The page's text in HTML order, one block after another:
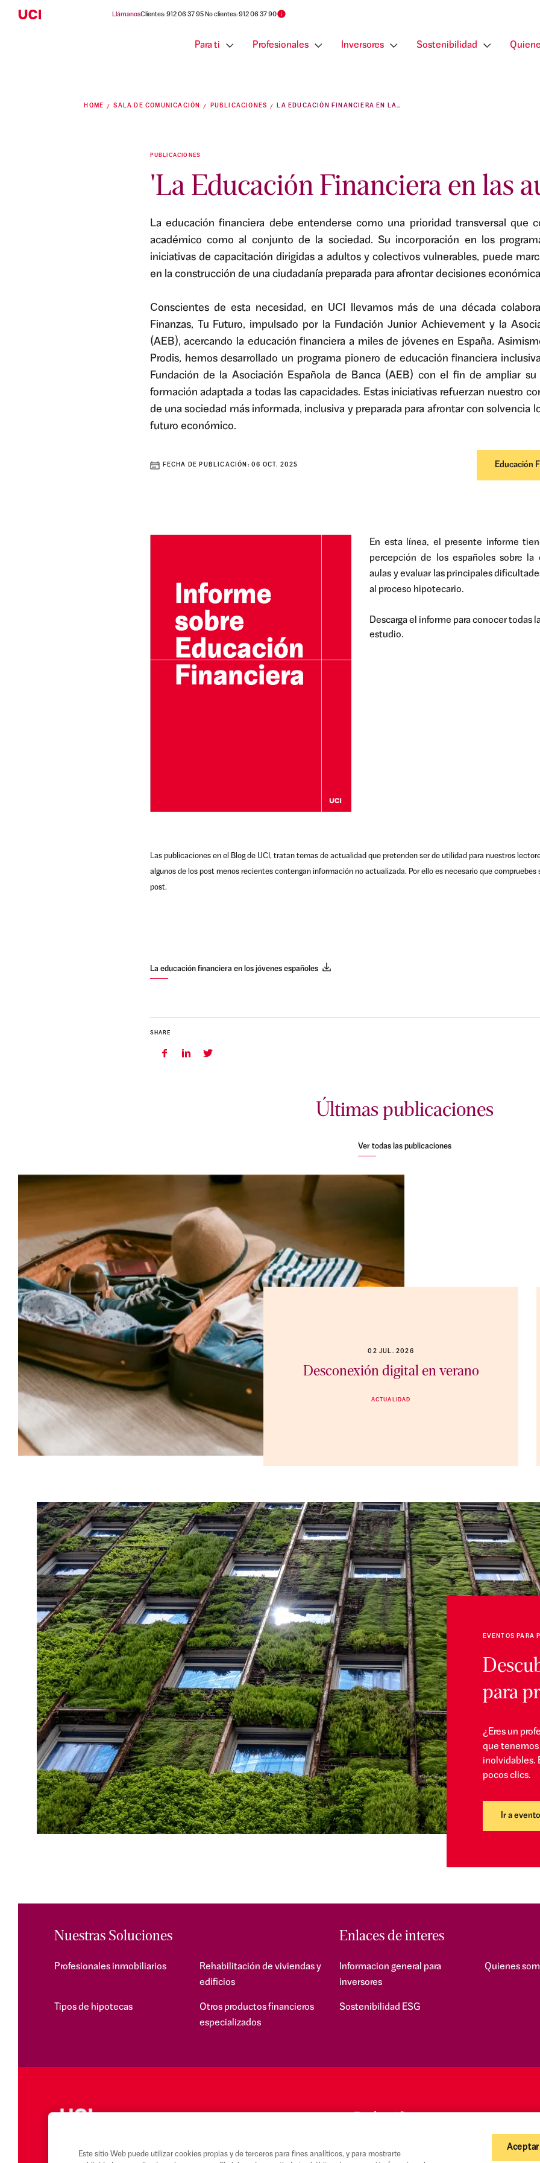
LlámanosClientes: 912 06 37 95 No clientes: 912 06 37 90
Para ti Profesionales Inversores Sostenibilidad
HOME SALA DE COMUNICACIÓN PUBLICACIONES LA EDUCACIÓN FINANCIERA EN LAS AULAS
PUBLICACIONES
'La Educación Financiera en las
La educación financiera debe entenderse como una prioridad transversal que
académico como al conjunto de la sociedad. Su incorporación en los
iniciativas de capacitación dirigidas a adultos y colectivos vulnerables, puede
en la construcción de una ciudadanía preparada para afrontar decisiones
Conscientes de esta necesidad, en UCI llevamos más de una década
Finanzas, Tu Futuro, impulsado por la Fundación Junior Achievement y la
(AEB), acercando la educación financiera a miles de jóvenes en España.
Prodis, hemos desarrollado un programa pionero de educación financiera
Fundación de la Asociación Española de Banca (AEB) con el fin de ampliar
formación adaptada a todas las capacidades. Estas iniciativas refuerzan nuestro
de una sociedad más informada, inclusiva y preparada para afrontar con solvencia
futuro económico.
FECHA DE PUBLICACIÓN:06 OCT. 2025 Educación
En esta línea, el presente informe
percepción de los españoles sobre la
aulas y evaluar las principales
al proceso hipotecario.
Descarga el informe para conocer todas
estudio.
Las publicaciones en el Blog de UCI, tratan temas de actualidad que pretenden ser de utilidad para nuestros
algunos de los post menos recientes contengan información no actualizada. Por ello es necesario que compruebes
post.
La educación financiera en los jóvenes españoles
SHARE
Últimas publicaciones
Ver todas las publicaciones
02 JUL. 2026
Desconexión digital en verano
ACTUALIDAD
EVENTOS PARA
para
¿Eres un
que
inolvidables.
pocos clics.
Ir a
Nuestras Soluciones
Profesionales inmobiliarios
Rehabilitación de viviendas y
edificios
Tipos de hipotecas
Otros productos financieros
especializados
Enlaces de interes
Informacion general para
inversores
Quienes
Sostenibilidad ESG
Este sitio Web puede utilizar cookies propias y de terceros para fines analíticos, y para mostrarte